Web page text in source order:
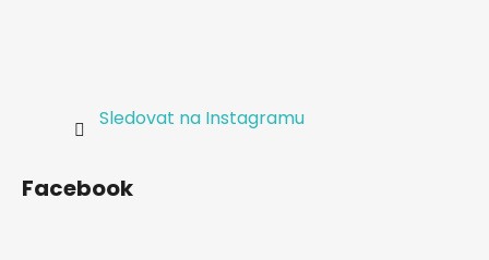
Sledovat na Instagramu
Facebook